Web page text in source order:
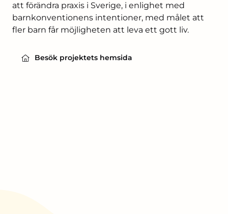
att förändra praxis i Sverige, i enlighet med
barnkonventionens intentioner, med målet att
fler barn får möjligheten att leva ett gott liv.
Besök projektets hemsida